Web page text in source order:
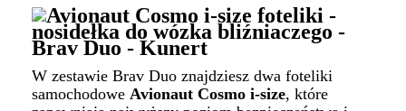
W zestawie Brav Duo znajdziesz dwa foteliki
samochodowe Avionaut Cosmo i-size, które